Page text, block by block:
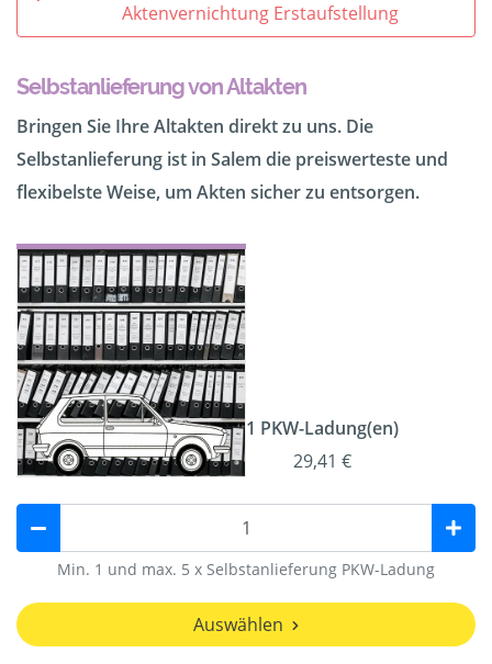
Aktenvernichtung Erstaufstellung
Selbstanlieferung von Altakten
Bringen Sie Ihre Altakten direkt zu uns. Die
Selbstanlieferung ist in Salem die preiswerteste und
flexibelste Weise, um Akten sicher zu entsorgen.
1 PKW-Ladung(en)
29,41 €
Min. 1 und max. 5 x Selbstanlieferung PKW-Ladung
Auswählen